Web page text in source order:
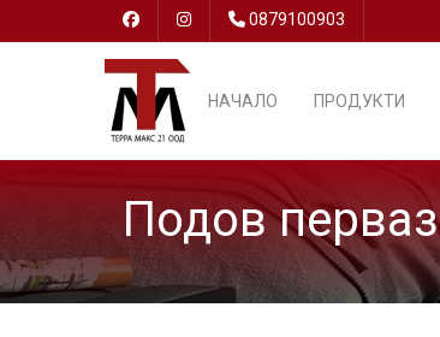
0879100903
НАЧАЛО ПРОДУКТИ
Подов перваз